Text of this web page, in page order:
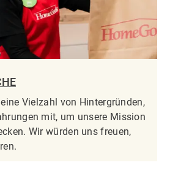
Vielzahl von Hintergründen,
mit, um unsere Mission
Wir würden uns freuen,